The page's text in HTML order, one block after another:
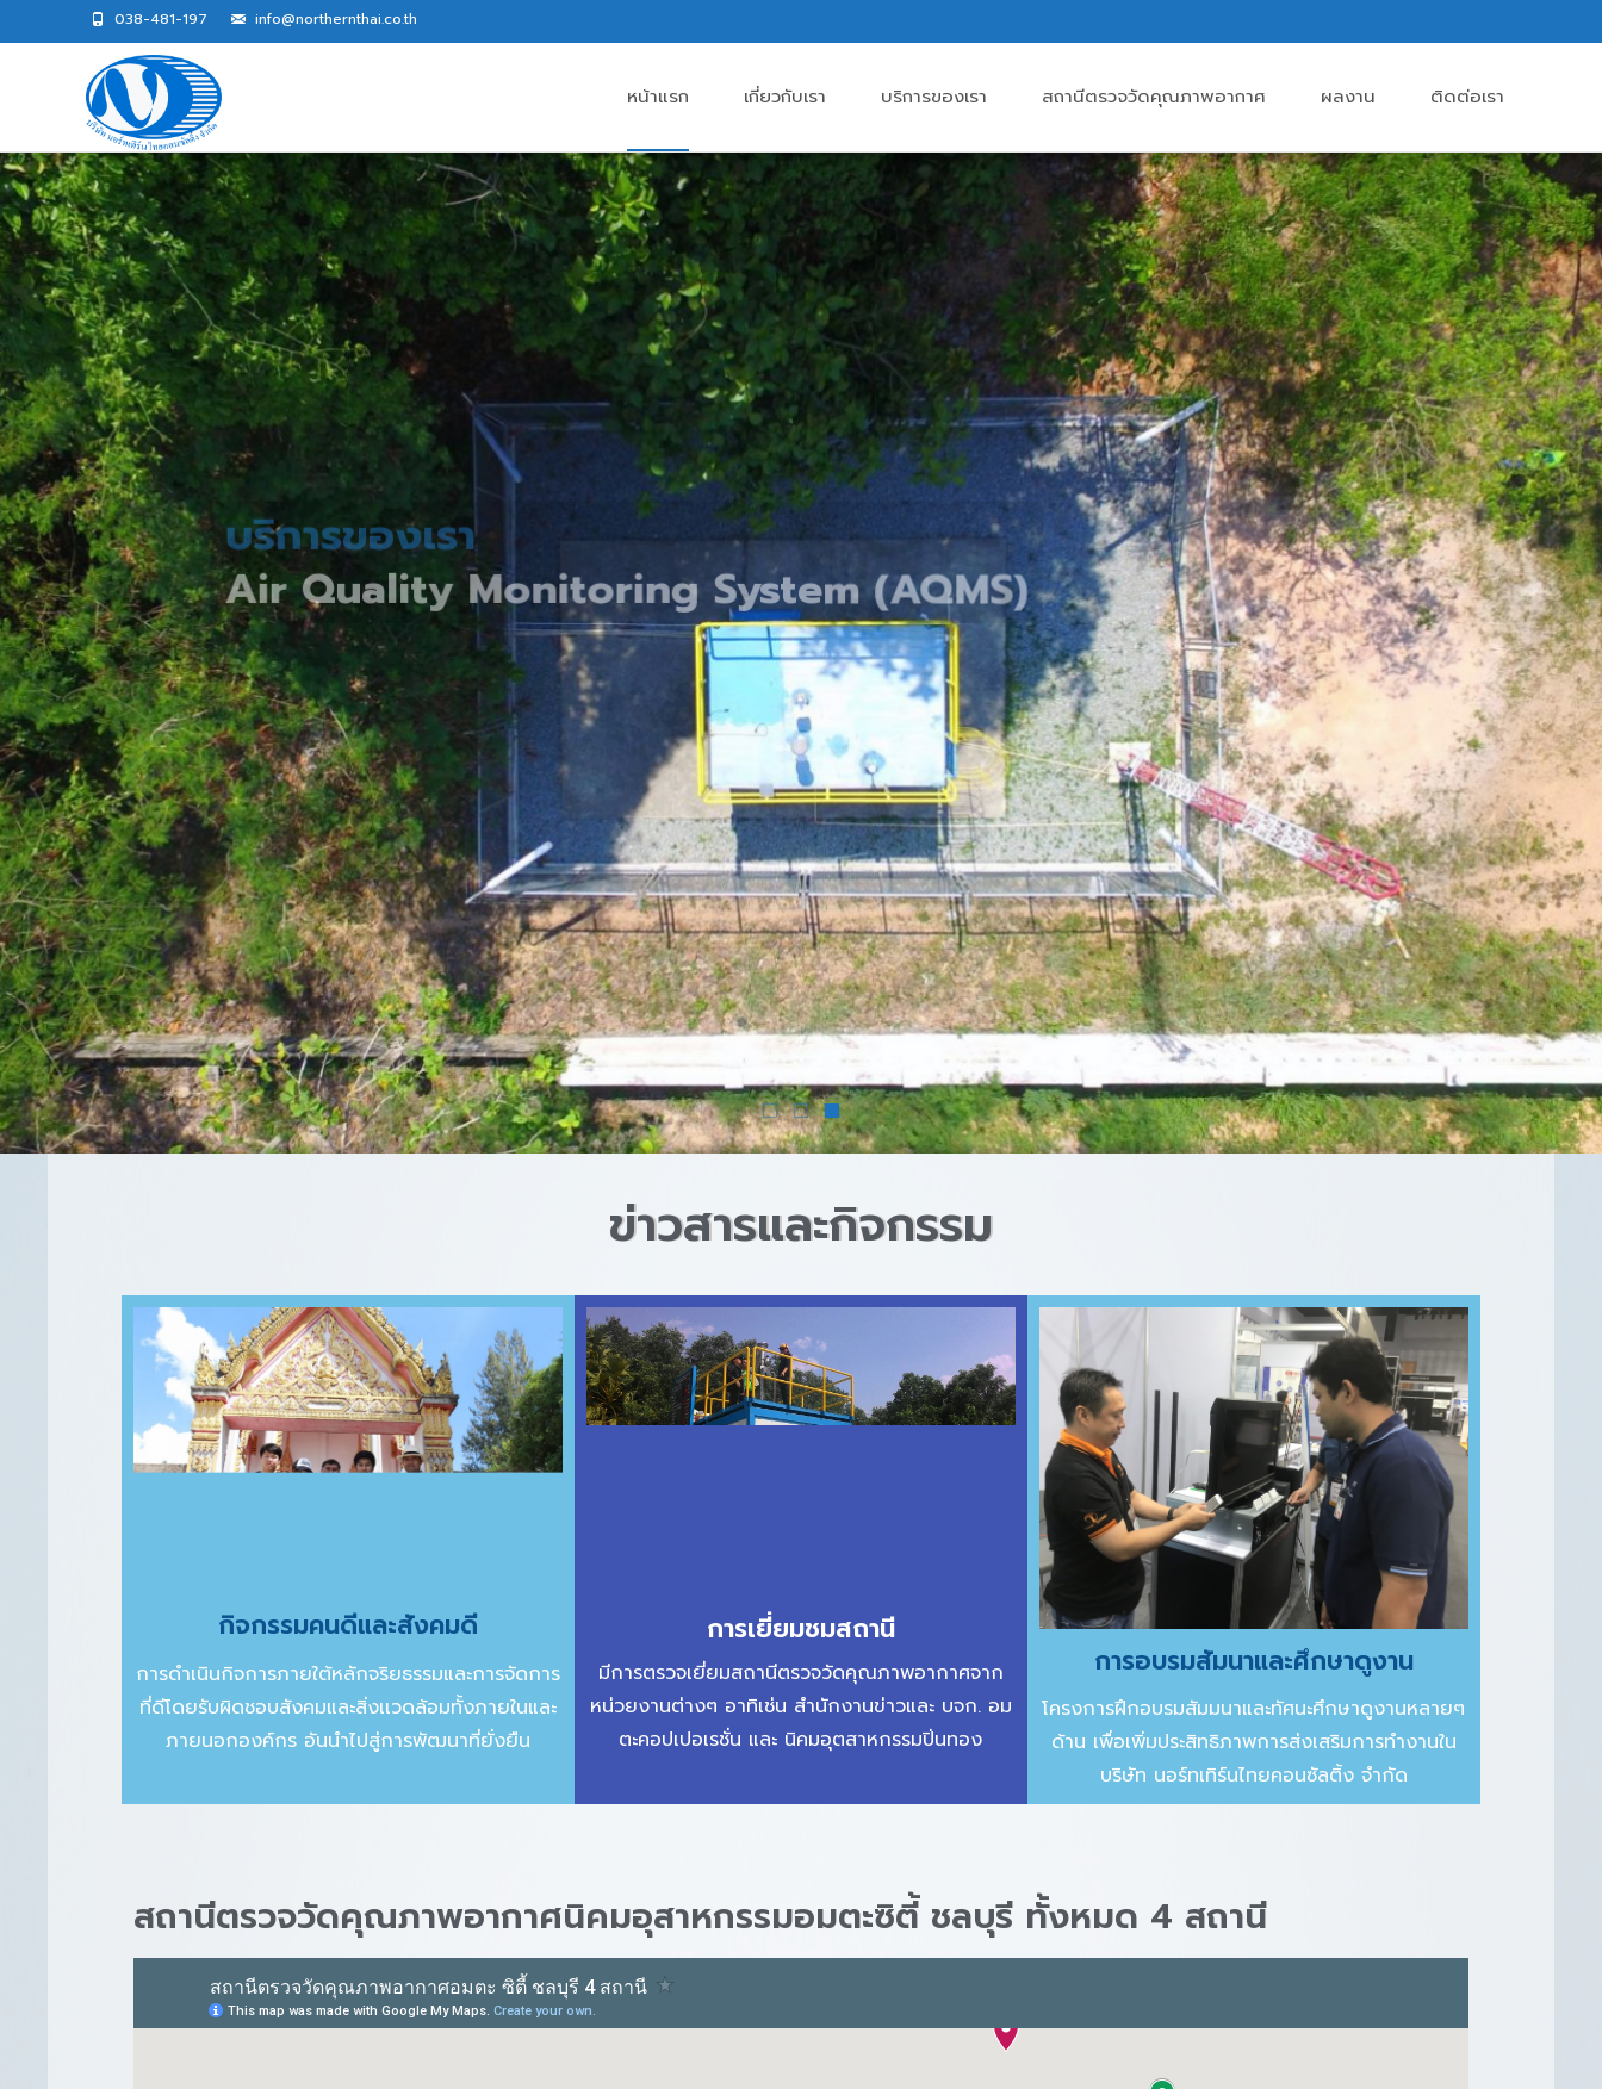
038-481-197​ info@northernthai.co.th
หน้าแรก เกี่ยวกับเรา บริการของเรา สถานีตรวจวัดคุณภาพอากาศ ผลงาน ติดต่อเรา
บริการของเรา
Air Quality Monitoring System (AQMS)
ติดตั้งสถานี ควบคุม ตรวจสอบ และจัดทำรายงานผลการตรวจวัดคุณภาพ
อากาศ
ข่าวสารและกิจกรรม
กิจกรรมคนดีและสังคมดี
การดำเนินกิจการภายใต้หลักจริยธรรมและการจัดการ
ที่ดีโดยรับผิดชอบสังคมและสิ่งเเวดล้อมทั้งภายในและ
ภายนอกองค์กร อันนำไปสู่การพัฒนาที่ยั่งยืน
การเยี่ยมชมสถานี
มีการตรวจเยี่ยมสถานีตรวจวัดคุณภาพอากาศจาก
หน่วยงานต่างๆ อาทิเช่น สำนักงานข่าวและ บจก. อม
ตะคอปเปอเรชั่น และ นิคมอุตสาหกรรมปิ่นทอง
การอบรมสัมนาและศึกษาดูงาน
โครงการฝึกอบรมสัมมนาและทัศนะศึกษาดูงานหลายๆ
ด้าน เพื่อเพิ่มประสิทธิภาพการส่งเสริมการทำงานใน
บริษัท นอร์ทเทิร์นไทยคอนซัลติ้ง จำกัด
สถานีตรวจวัดคุณภาพอากาศนิคมอุสาหกรรมอมตะซิตี้ ชลบุรี ทั้งหมด 4 สถานี